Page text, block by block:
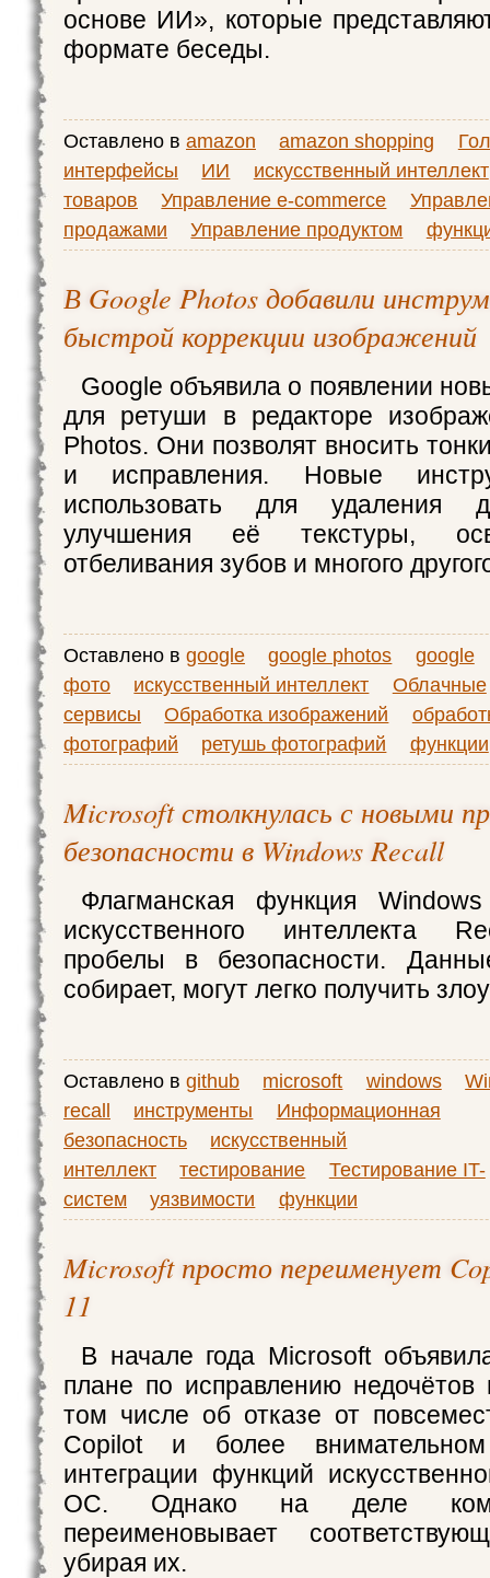
основе ИИ», которые
формате беседы.
Оставлено в amazon amazon shopping
интерфейсы
ИИ
искусственный интеллект
товаров
Управление e-commerce
продажами
Управление продуктом
В Google Photos добавили
быстрой коррекции изображений
Google объявила о появлении
для ретуши в редакторе
Photos. Они позволят вносить
и исправления. Новые
использовать для удаления
улучшения её текстуры,
отбеливания зубов и многого
Оставлено в google google photos
google
фото
искусственный интеллект
Облачные
сервисы
Обработка изображений
фотографий
ретушь фотографий функции
Microsoft столкнулась с новыми
безопасности в Windows Recall
Флагманская функция
искусственного интеллекта
пробелы в безопасности.
собирает, могут легко получить
Оставлено в github microsoft windows
recall
инструменты
Информационная
безопасность
искусственный
интеллект
тестирование
Тестирование IT-
систем
уязвимости функции
Microsoft просто переименует
11
В начале года Microsoft
плане по исправлению
том числе об отказе от
Copilot и более
интеграции функций
ОС. Однако на деле
переименовывает
убирая их.